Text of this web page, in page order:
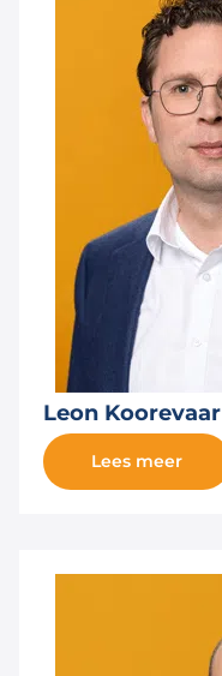
Leon Koorevaar
Lees meer